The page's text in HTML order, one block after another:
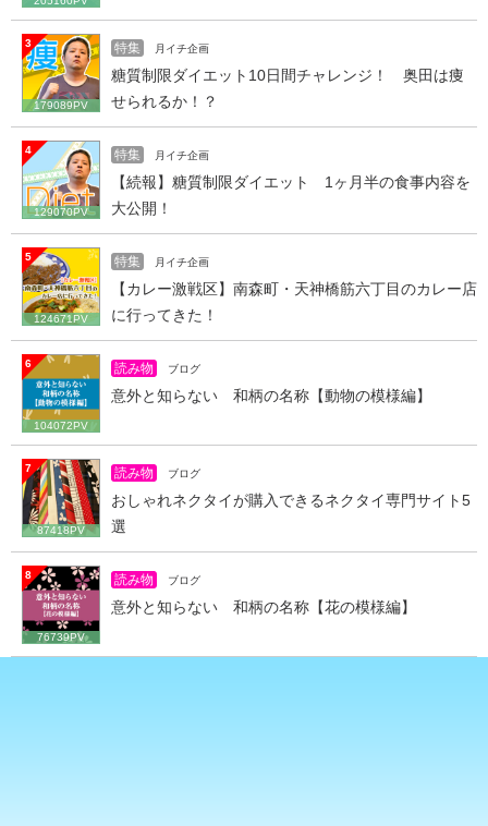
3
179089PV
特集 月イチ企画
糖質制限ダイエット10日間チャレンジ！ 奥田は痩
せられるか！？
4
129070PV
特集 月イチ企画
【続報】糖質制限ダイエット 1ヶ月半の食事内容を
大公開！
5
124671PV
特集 月イチ企画
【カレー激戦区】南森町・天神橋筋六丁目のカレー店
に行ってきた！
6
104072PV
読み物 ブログ
意外と知らない 和柄の名称【動物の模様編】
7
87418PV
読み物 ブログ
おしゃれネクタイが購入できるネクタイ専門サイト5
選
8
76739PV
読み物 ブログ
意外と知らない 和柄の名称【花の模様編】